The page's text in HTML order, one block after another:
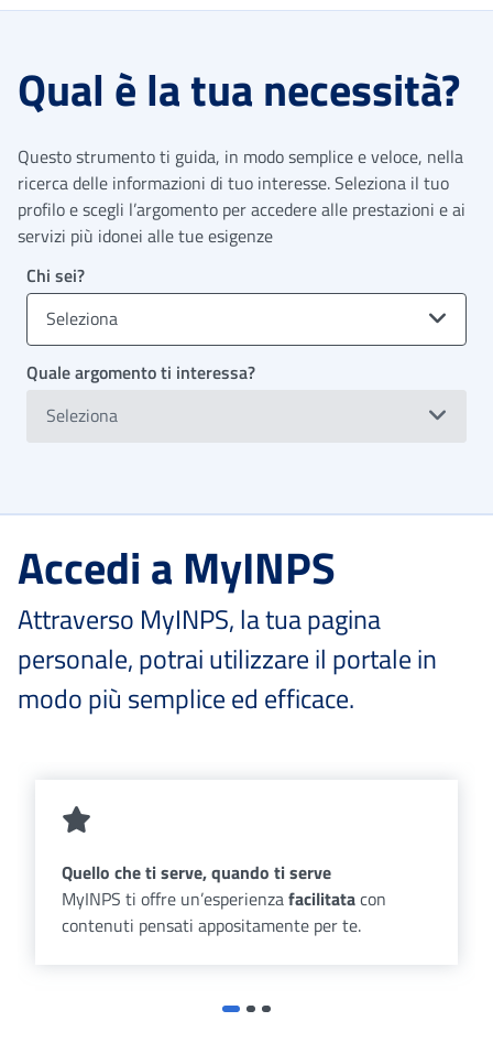
Qual è la tua necessità?
Questo strumento ti guida, in modo semplice e veloce, nella
ricerca delle informazioni di tuo interesse. Seleziona il tuo
profilo e scegli l’argomento per accedere alle prestazioni e ai
servizi più idonei alle tue esigenze
Chi sei?
Seleziona
Quale argomento ti interessa?
Seleziona
Accedi a MyINPS
Attraverso MyINPS, la tua pagina
personale, potrai utilizzare il portale in
modo più semplice ed efficace.
Quello che ti serve, quando ti serve
MyINPS ti offre un’esperienzafacilitatacon
contenuti pensati appositamente per te.